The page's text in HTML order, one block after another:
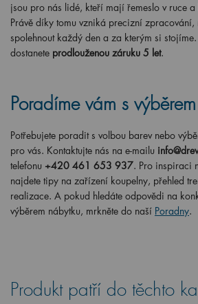
jsou pro nás lidé, kteří mají řemeslo v ruce
Právě díky tomu vzniká precizní zpracování,
spolehnout každý den a za kterým si
dostanete prodlouženou záruku 5 let.
Poradíme vám s výběrem
Potřebujete poradit s volbou barev nebo
pro vás. Kontaktujte nás na e-mailu
telefonu +420 461 653 937. Pro inspiraci
najdete tipy na zařízení koupelny, přehled
realizace. A pokud hledáte odpovědi na
výběrem nábytku, mrkněte do naší Poradny.
Produkt patří do těchto